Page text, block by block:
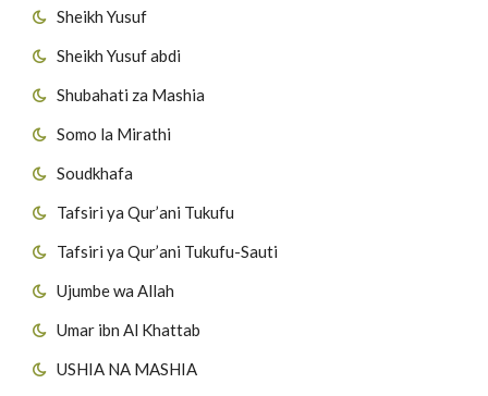
Sheikh Yusuf
Sheikh Yusuf abdi
Shubahati za Mashia
Somo la Mirathi
Soudkhafa
Tafsiri ya Qur’ani Tukufu
Tafsiri ya Qur’ani Tukufu-Sauti
Ujumbe wa Allah
Umar ibn Al Khattab
USHIA NA MASHIA